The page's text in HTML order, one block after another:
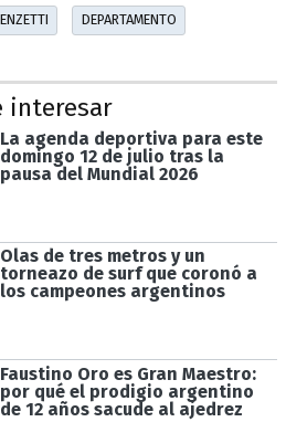
DEPARTAMENTO
interesar
La agenda deportiva para este
domingo 12 de julio tras la
pausa del Mundial 2026
Olas de tres metros y un
torneazo de surf que coronó a
los campeones argentinos
Faustino Oro es Gran Maestro:
por qué el prodigio argentino
de 12 años sacude al ajedrez